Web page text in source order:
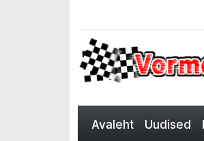
Avaleht Uudised